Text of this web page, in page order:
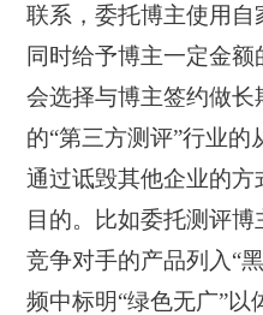
联系，委托博主使用自
同时给予博主一定金
会选择与博主签约做长
的“第三方测评”行业
通过诋毁其他企业的
目的。比如委托测评博
竞争对手的产品列入“
频中标明“绿色无广”以